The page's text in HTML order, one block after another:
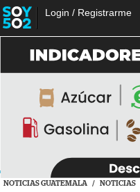
Login / Registrarme
NOTICIAS GUATEMALA / NOTICIAS